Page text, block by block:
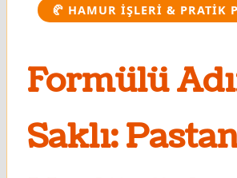
🥐 HAMUR İŞLERI & PRATIK
Formülü
Saklı: